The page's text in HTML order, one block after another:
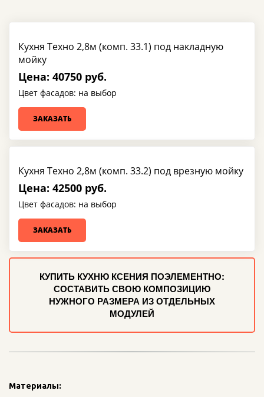
Кухня Техно 2,8м (комп. 33.1) под накладную
мойку
Цена: 40750 руб.
Цвет фасадов: на выбор
ЗАКАЗАТЬ
Кухня Техно 2,8м (комп. 33.2) под врезную мойку
Цена: 42500 руб.
Цвет фасадов: на выбор
ЗАКАЗАТЬ
КУПИТЬ КУХНЮ КСЕНИЯ ПОЭЛЕМЕНТНО:
СОСТАВИТЬ СВОЮ КОМПОЗИЦИЮ
НУЖНОГО РАЗМЕРА ИЗ ОТДЕЛЬНЫХ
МОДУЛЕЙ
Материалы: